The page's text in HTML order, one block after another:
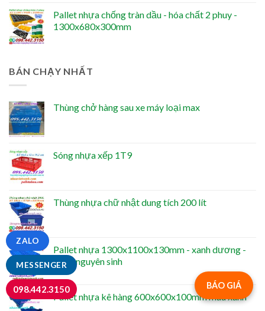
Pallet nhựa chống tràn dầu - hóa chất 2 phuy -
1300x680x300mm
BÁN CHẠY NHẤT
Thùng chở hàng sau xe máy loại max
Sóng nhựa xếp 1T9
Thùng nhựa chữ nhật dung tích 200 lít
Pallet nhựa 1300x1100x130mm - xanh dương -
nhựa nguyên sinh
Pallet nhựa kê hàng 600x600x100mm màu xanh
BÁO GIÁ
MESSENGER
ZALO
098.442.3150